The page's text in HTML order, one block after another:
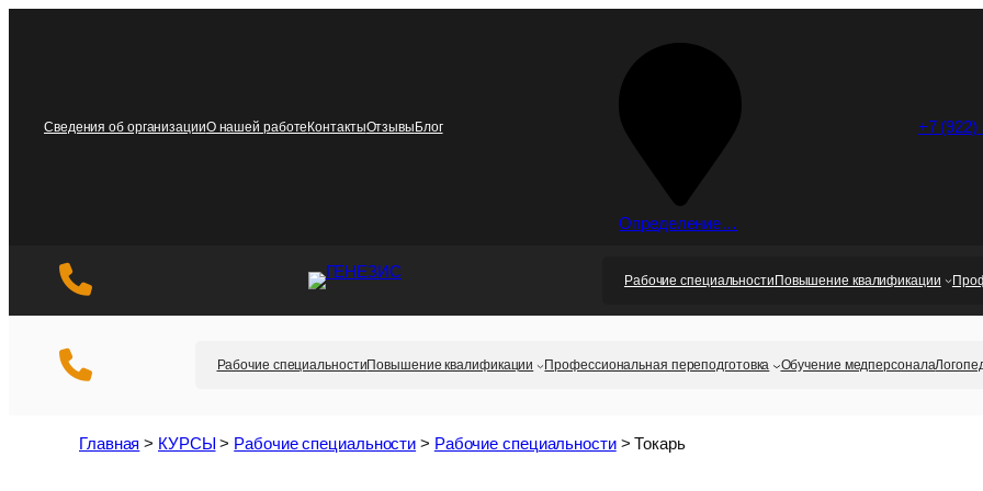
Сведения об организацииО нашей работе КонтактыОтзывы Блог
Определение…
+7 (922)
Рабочие специальности Повышение квалификации
Рабочие специальностиПовышение квалификации Профессиональная переподготовка Обучение медперсонала
Главная > КУРСЫ > Рабочие специальности > Рабочие специальности>Токарь